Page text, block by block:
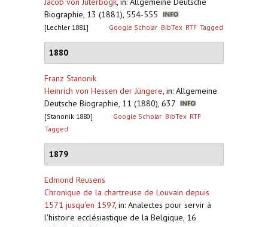
Biographie, 13 (1881), 554-555
[Lechler 1881] Google Scholar BibTex RTF Tagged
1880
Franz Stanonik
Heinrich von Hessen der Jüngere, in: Allgemeine
Deutsche Biographie, 11 (1880), 637
[Stanonik 1880] Google Scholar BibTex RTF
Tagged
1879
Edmond Reusens
Chronique de la chartreuse de Louvain depuis
1571 jusqu'en 1597, in: Analectes pour servir à
l'histoire ecclésiastique de la Belgique, 16